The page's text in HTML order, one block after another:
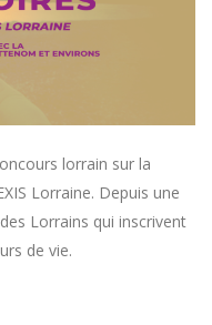
lorrain sur la
Lorraine. Depuis une
Lorrains qui inscrivent
de vie.